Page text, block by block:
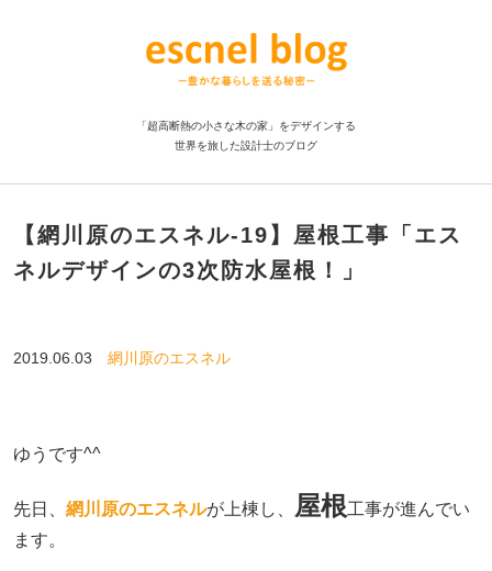
「超高断熱の小さな木の家」をデザインする
世界を旅した設計士のブログ
【網川原のエスネル‐19】屋根工事「エス
ネルデザインの3次防水屋根！」
2019.06.03 網川原のエスネル
ゆうです^^
先日、 網川原のエスネルが上棟し、 屋根工事が進んでい
ます。